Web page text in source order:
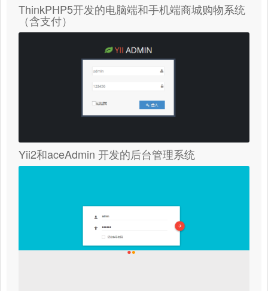
ThinkPHP5开发的电脑端和手机端商城购物系统
（含支付）
Yii2和aceAdmin 开发的后台管理系统